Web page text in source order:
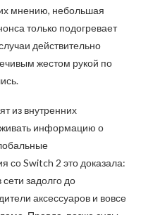
их мнению, небольшая
только подогревает
действительно
жестом рукой по
из внутренних
информацию о
со Switch 2 это доказала:
задолго до
аксессуаров и вовсе